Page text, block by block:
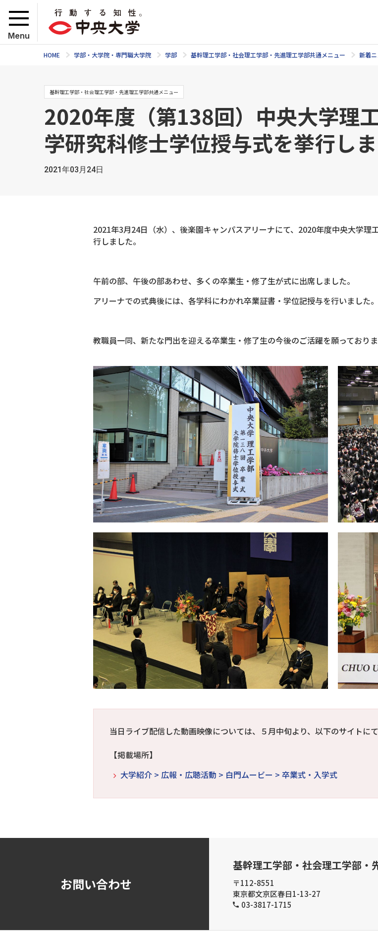
Menu
HOME 学部・大学院・専門職大学院 学部 基幹理工学部・社会理工学部・先進理工学部共通メニュー 新着ニ
基幹理工学部・社会理工学部・先進理工学部共通メニュー
2020年度（第138回）中央大学理
学研究科修士学位授与式を挙行し
2021年03月24日
2021年3月24日（水）、後楽園キャンパスアリーナにて、2020年度中央大学
行しました。
午前の部、午後の部あわせ、多くの卒業生・修了生が式に出席しました。
アリーナでの式典後には、各学科にわかれ卒業証書・学位記授与を行いました。
教職員一同、新たな門出を迎える卒業生・修了生の今後のご活躍を願っておりま
当日ライブ配信した動画映像については、５月中旬より、以下のサイトにて
【掲載場所】
大学紹介 > 広報・広聴活動 > 白門ムービー > 卒業式・入学式
お問い合わせ
基幹理工学部・社会理工学部・
〒112-8551
東京都文京区春日1-13-27
03-3817-1715